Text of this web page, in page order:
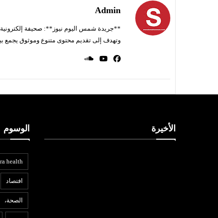
Admin
**جريدة شمس اليوم نيوز**: صحيفة إلكترونية
وتهدف إلى تقديم محتوى متنوع وموثوق يجمع
الأخيرة الوسوم
health
افتصاد
الصحة،